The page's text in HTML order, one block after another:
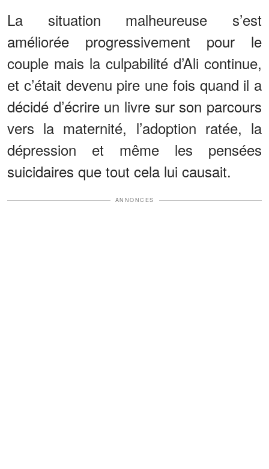
La situation malheureuse s’est
améliorée progressivement pour le
couple mais la culpabilité d’Ali continue,
et c’était devenu pire une fois quand il a
décidé d’écrire un livre sur son parcours
vers la maternité, l’adoption ratée, la
dépression et même les pensées
suicidaires que tout cela lui causait.
ANNONCES